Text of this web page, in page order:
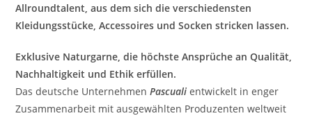
Allroundtalent, aus dem sich die verschiedensten
Kleidungsstücke, Accessoires und Socken stricken lassen.
Exklusive Naturgarne, die höchste Ansprüche an Qualität,
Nachhaltigkeit und Ethik erfüllen.
Das deutsche UnternehmenPascuali entwickelt in enger
Zusammenarbeit mit ausgewählten Produzenten weltweit